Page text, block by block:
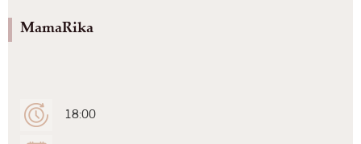
MamaRika
18:00